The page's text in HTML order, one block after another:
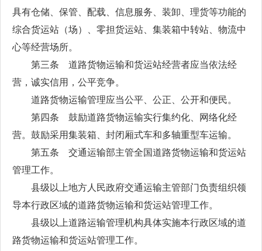
具有仓储、保管、配载、信息服务、装卸、理货等功能的
综合货运站（场）、零担货运站、集装箱中转站、物流中
心等经营场所。
第三条 道路货物运输和货运站经营者应当依法经
营，诚实信用，公平竞争。
道路货物运输管理应当公平、公正、公开和便民。
第四条 鼓励道路货物运输实行集约化、网络化经
营。鼓励采用集装箱、封闭厢式车和多轴重型车运输。
第五条 交通运输部主管全国道路货物运输和货运站
管理工作。
县级以上地方人民政府交通运输主管部门负责组织领
导本行政区域的道路货物运输和货运站管理工作。
县级以上道路运输管理机构具体实施本行政区域的道
路货物运输和货运站管理工作。